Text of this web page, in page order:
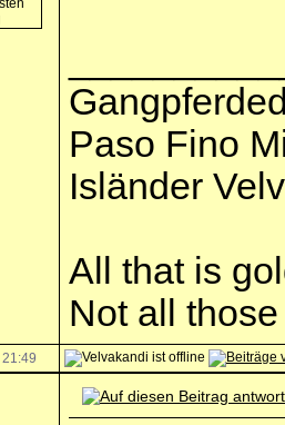
Paso Fino
Isländer
All that is
Not all
21:49